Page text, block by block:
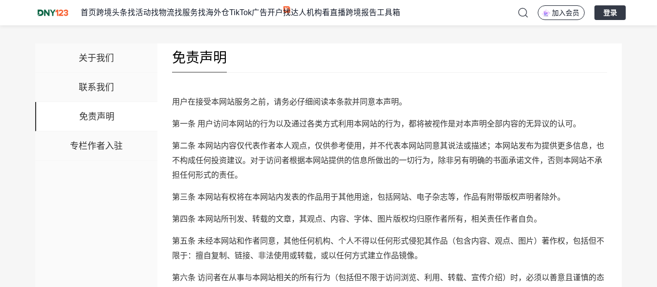
首页 跨境头条找活动找物流找服务找海外仓TikTok广告开户找达人机构看直播跨境报告工具箱 加入会员 登录
关于我们
联系我们
免责声明
专栏作者入驻
免责声明
用户在接受本网站服务之前，请务必仔细阅读本条款并同意本声明。
第一条 用户访问本网站的行为以及通过各类方式利用本网站的行为，都将被视作是对本声明全部内容的无异议的认可。
第二条 本网站内容仅代表作者本人观点，仅供参考使用，并不代表本网站同意其说法或描述；本网站发布为提供更多信息，也
不构成任何投资建议。对于访问者根据本网站提供的信息所做出的一切行为，除非另有明确的书面承诺文件，否则本网站不承
担任何形式的责任。
第三条 本网站有权将在本网站内发表的作品用于其他用途，包括网站、电子杂志等，作品有附带版权声明者除外。
第四条 本网站所刊发、转载的文章，其观点、内容、字体、图片版权均归原作者所有，相关责任作者自负。
第五条 未经本网站和作者同意，其他任何机构、个人不得以任何形式侵犯其作品（包含内容、观点、图片）著作权，包括但不
限于：擅自复制、链接、非法使用或转载，或以任何方式建立作品镜像。
第六条 访问者在从事与本网站相关的所有行为（包括但不限于访问浏览、利用、转载、宣传介绍）时，必须以善意且谨慎的态